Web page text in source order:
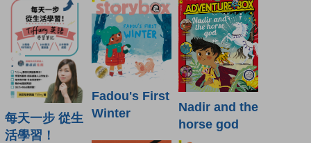
每天一步 從生
活學習！
Fadou's First
Winter
Nadir and the
horse god